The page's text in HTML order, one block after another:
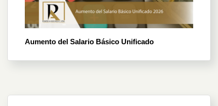
Aumento del Salario Básico Unificado